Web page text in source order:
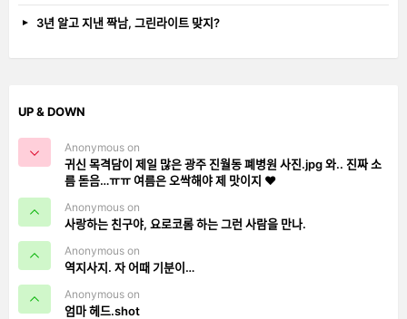
3년 알고 지낸 짝남, 그린라이트 맞지?
UP & DOWN
Anonymous on
귀신 목격담이 제일 많은 광주 진월동 폐병원 사진.jpg 와.. 진짜 소
름 돋음…ㅠㅠ 여름은 오싹해야 제 맛이지 ❤️
Anonymous on
사랑하는 친구야, 요로코롬 하는 그런 사람을 만나.
Anonymous on
역지사지. 자 어때 기분이…
Anonymous on
엄마 헤드.shot